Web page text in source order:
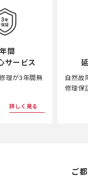
間
サービス
理が3年間無
詳しく見る
自然故
修理保
ご